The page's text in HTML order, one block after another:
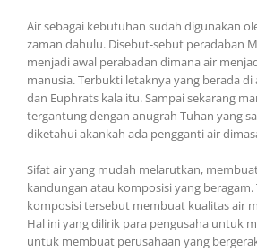
Air sebagai kebutuhan sudah digunakan
zaman dahulu. Disebut-sebut peradaban
menjadi awal perabadan dimana air
manusia. Terbukti letaknya yang berada di
dan Euphrats kala itu. Sampai sekarang
tergantung dengan anugrah Tuhan yang
diketahui akankah ada pengganti air
Sifat air yang mudah melarutkan,
kandungan atau komposisi yang beragam.
komposisi tersebut membuat kualitas air
Hal ini yang dilirik para pengusaha untuk
untuk membuat perusahaan yang